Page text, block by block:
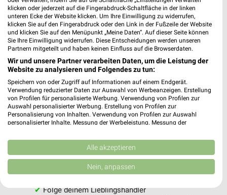
MEHR PROSPEKTE
weekli - Prospekte & Angebote App
Alle REWE Angebote immer griffbereit – mit der kostenlosen
weekli App für iOS & Android.
✔Folge deinem Lieblingshändler
klicken oder jederzeit auf die Fingerabdruck-Schaltfläche in der linken
unteren Ecke der Website klicken. Um Ihre Einwilligung zu widerrufen,
klicken Sie auf den Fingerabdruck oder den Link in der Fußzeile der Website
und klicken Sie auf den Menüpunkt „Meine Daten“. Auf dieser Seite können
Sie Ihre Einwilligung widerrufen. Diese Entscheidungen werden unseren
Partnern mitgeteilt und haben keinen Einfluss auf die Browserdaten.
Wir und unsere Partner verarbeiten Daten, um die Leistung der
Website zu analysieren und Folgendes zu tun:
Speichern von oder Zugriff auf Informationen auf einem Endgerät.
Verwendung reduzierter Daten zur Auswahl von Werbeanzeigen. Erstellung
von Profilen für personalisierte Werbung. Verwendung von Profilen zur
Auswahl personalisierter Werbung. Erstellung von Profilen zur
Personalisierung von Inhalten. Verwendung von Profilen zur Auswahl
personalisierter Inhalte. Messung der Werbeleistung. Messung der
Kombinationen von Daten aus verschiedenen Quellen. Entwicklung und
Verbesserung der Angebote. Verwendung reduzierter Daten zur Auswahl
von Inhalten.
Daten können außerhalb der Europäischen Union weitergegeben und in die
USA gesendet werden.
Website/App.
Alle akzeptieren
Nein, anpassen